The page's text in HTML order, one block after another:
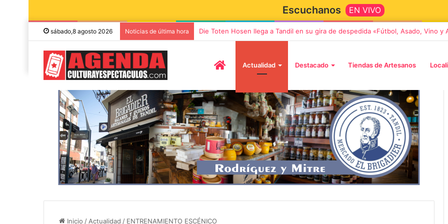
Escuchanos EN VIVO
sábado,8 agosto 2026 Noticias de última hora Die Toten Hosen llega a Tandil en su gira de despedida «Fútbol, Asado, Vino y
Actualidad Destacado Tiendas de Artesanos
Inicio / Actualidad / ENTRENAMIENTO ESCÉNICO
Miguel Ángel Solá y Mercedes
Funes llegan a Azul con la obra
Sonares presentará «Noel», un
concierto de Navidad con dos
5 octubre, 2026
en su gira de despedida